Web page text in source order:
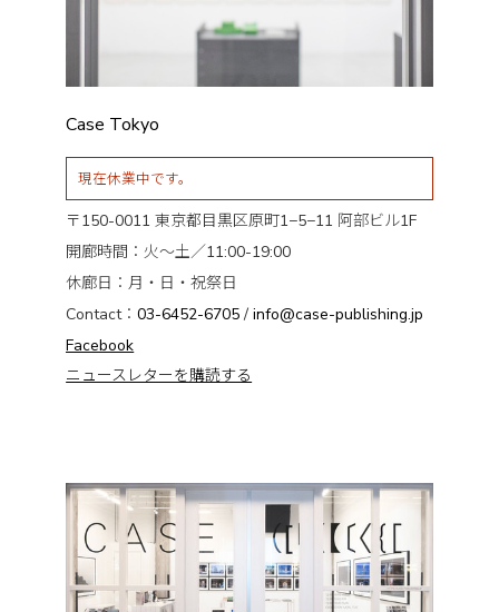
Case Tokyo
現在休業中です。
〒150-0011 東京都目黒区原町1−5−11 阿部ビル1F
開廊時間：火〜土／11:00-19:00
休廊日：月・日・祝祭日
Contact：03-6452-6705/info@case-publishing.jp
Facebook
ニュースレターを購読する